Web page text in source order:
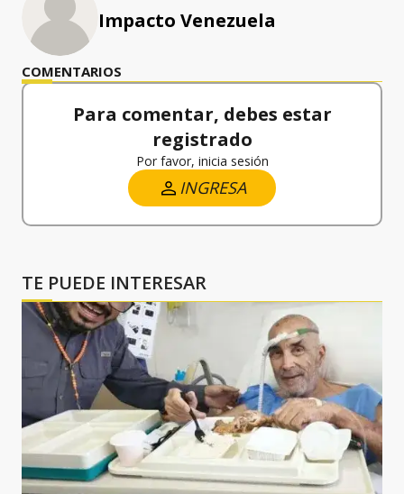
Impacto Venezuela
COMENTARIOS
Para comentar, debes estar
registrado
Por favor, inicia sesión
INGRESA
TE PUEDE INTERESAR